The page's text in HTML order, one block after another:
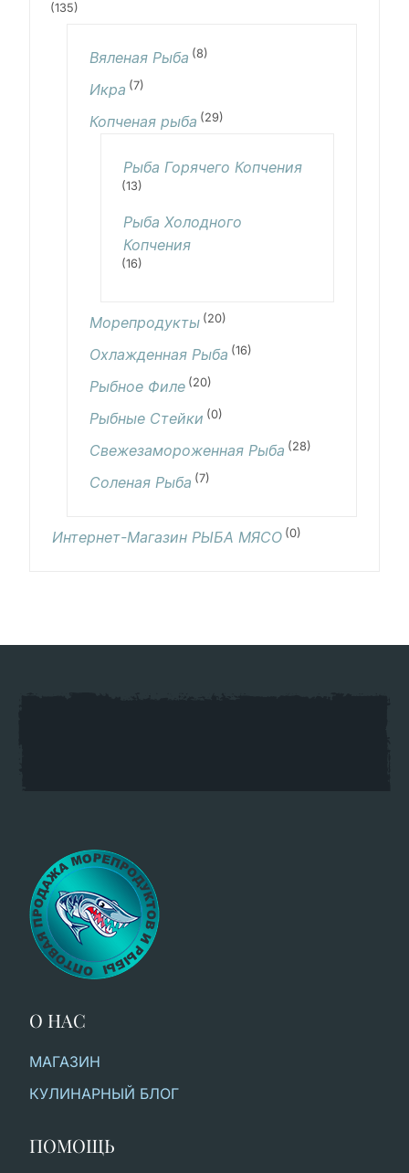
(135)
Вяленая Рыба (8)
Икра (7)
Копченая рыба (29)
Рыба Горячего Копчения
(13)
Рыба Холодного
Копчения
(16)
Морепродукты (20)
Охлажденная Рыба (16)
Рыбное Филе (20)
Рыбные Стейки (0)
Свежезамороженная Рыба (28)
Соленая Рыба (7)
Интернет-Магазин РЫБА МЯСО (0)
О НАС
МАГАЗИН
КУЛИНАРНЫЙ БЛОГ
ПОМОЩЬ